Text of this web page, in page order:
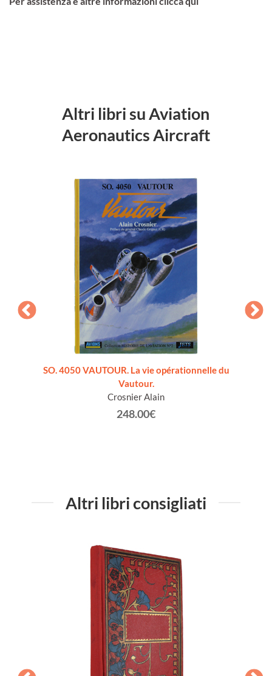
Altri libri su Aviation
Aeronautics Aircraft
SO. 4050 VAUTOUR. La vie opérationnelle du
Vautour.
Crosnier Alain
248.00€
Altri libri consigliati